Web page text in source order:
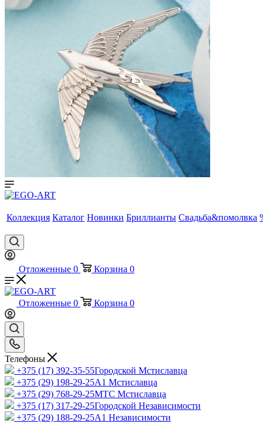
Коллекция Каталог Новинки Бриллианты Свадьба&помолвка
Отложенные 0 Корзина 0
Отложенные 0 Корзина 0
Телефоны
+375 (17) 392-35-55Городской Мстиславца
+375 (29) 198-29-25A1 Мстиславца
+375 (29) 768-29-25МТС Мстиславца
+375 (17) 317-29-25Городской Независимости
+375 (29) 188-29-25A1 Независимости